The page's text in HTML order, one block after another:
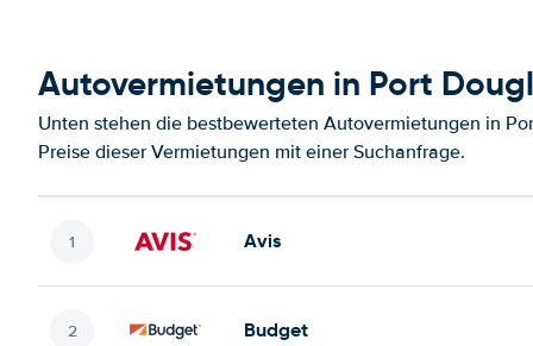
Autovermietungen in Port
Unten stehen die bestbewerteten Autovermietungen in
Preise dieser Vermietungen mit einer Suchanfrage.
Avis
Budget